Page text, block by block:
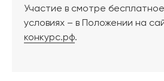
Участие в смотре
условиях – в Положении на
конкурс.рф.